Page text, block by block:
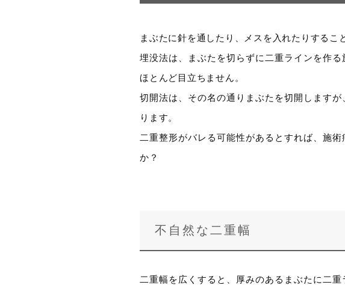
まぶたに針を通したり、メスを入れたりするこ
埋没法は、まぶたを切らずに二重ラインを作
ほとんど目立ちません。
切開法は、その名の通りまぶたを切開します
ります。
二重整形がバレる可能性があるとすれば、施
か？
不自然な二重幅
二重幅を広くすると、厚みのあるまぶたに二